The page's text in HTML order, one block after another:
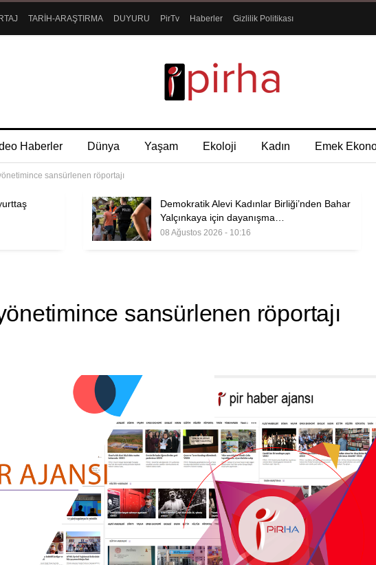
TARİH-ARAŞTIRMA DUYURU PirTv Haberler Gizlilik Politikası
Haberler Dünya Yaşam Ekoloji Kadın Emek
sansürlenen röportajı
Demokratik Alevi Kadınlar Birliği’nden Bahar
Yalçınkaya için dayanışma…
08 Ağustos 2026 - 10:16
sansürlenen röportajı